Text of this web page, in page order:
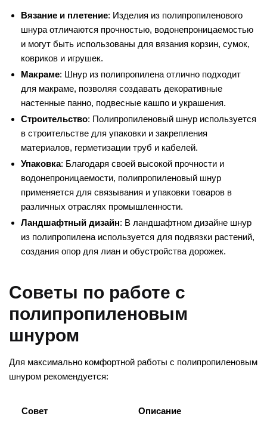
Вязание и плетение: Изделия из полипропиленового
шнура отличаются прочностью, водонепроницаемостью
и могут быть использованы для вязания корзин, сумок,
ковриков и игрушек.
Макраме: Шнур из полипропилена отлично подходит
для макраме, позволяя создавать декоративные
настенные панно, подвесные кашпо и украшения.
Строительство: Полипропиленовый шнур используется
в строительстве для упаковки и закрепления
материалов, герметизации труб и кабелей.
Упаковка: Благодаря своей высокой прочности и
водонепроницаемости, полипропиленовый шнур
применяется для связывания и упаковки товаров в
различных отраслях промышленности.
Ландшафтный дизайн: В ландшафтном дизайне шнур
из полипропилена используется для подвязки растений,
создания опор для лиан и обустройства дорожек.
Советы по работе с
полипропиленовым
шнуром
Для максимально комфортной работы с полипропиленовым
шнуром рекомендуется:
Совет Описание